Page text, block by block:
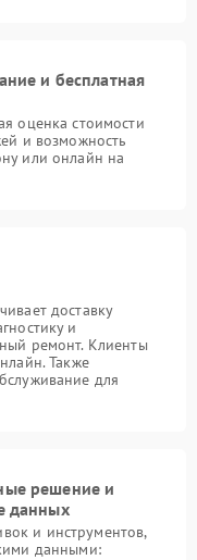
и бесплатная
оценка стоимости
и возможность
или онлайн на
доставку
и
ремонт. Клиенты
Также
для
решение и
данных
и инструментов,
данными: